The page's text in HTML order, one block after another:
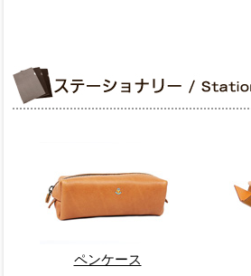
ペンケース